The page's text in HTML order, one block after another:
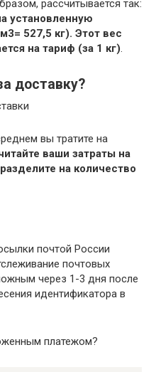
рассчитывается так:
установленную
527,5 кг). Этот вес
на тариф (за 1 кг)
доставку?
вы тратите на
ваши затраты на
на количество
почтой России
почтовых
через 1-3 дня после
идентификатора в
платежом?